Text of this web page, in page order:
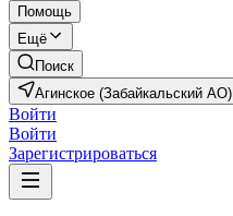
Помощь
Ещё
Поиск
Агинское (Забайкальский АО)
Войти
Войти
Зарегистрироваться